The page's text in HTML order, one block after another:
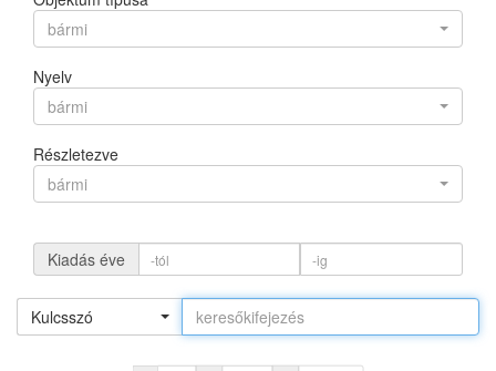
bármi
Nyelv
bármi
Részletezve
bármi
Kiadás éve
Kulcsszó